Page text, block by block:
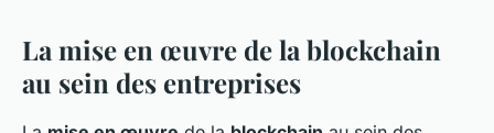
La mise en œuvre de la blockchain
au sein des entreprises